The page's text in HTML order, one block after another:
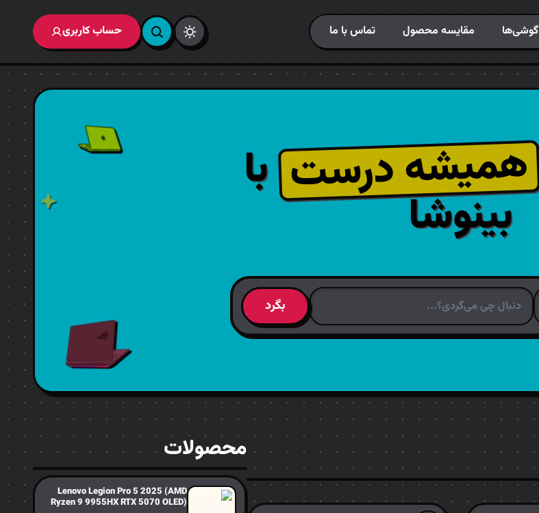
گوشی‌ها مقایسه محصول تماس با ما حساب کاربری
همیشه درستبا
بینوشا
بگرد
محصولات
Lenovo Legion Pro 5 2025 (AMD
Ryzen 9 9955HX RTX 5070 OLED)